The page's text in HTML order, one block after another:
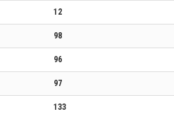
12
98
96
97
133